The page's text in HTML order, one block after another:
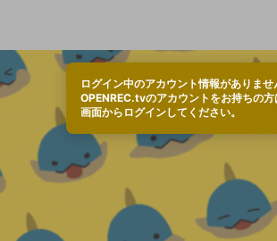
ログイン中のアカウント情報がありませ
OPENREC.tvのアカウントをお持ちの
画面からログインしてください。